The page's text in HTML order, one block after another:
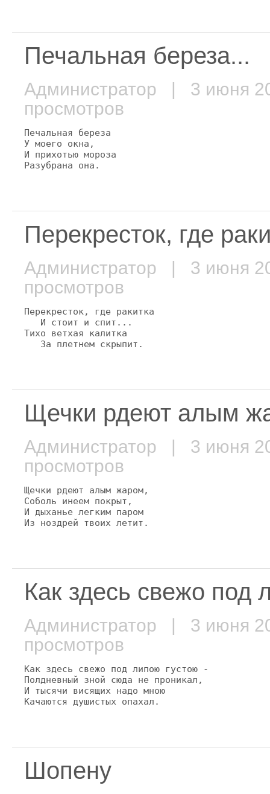
Печальная береза...
Администратор | 3 июня
просмотров
Печальная береза
У моего окна,
И прихотью мороза
Разубрана она.
Перекресток, где
Администратор | 3 июня
просмотров
Перекресток, где ракитка
   И стоит и спит...
Тихо ветхая калитка
   За плетнем скрыпит.
Щечки рдеют алым
Администратор | 3 июня
просмотров
Щечки рдеют алым жаром,
Соболь инеем покрыт,
И дыханье легким паром
Из ноздрей твоих летит.
Как здесь свежо под
Администратор | 3 июня
просмотров
Как здесь свежо под липою густою -
Полдневный зной сюда не проникал,
И тысячи висящих надо мною
Качаются душистых опахал.
Шопену